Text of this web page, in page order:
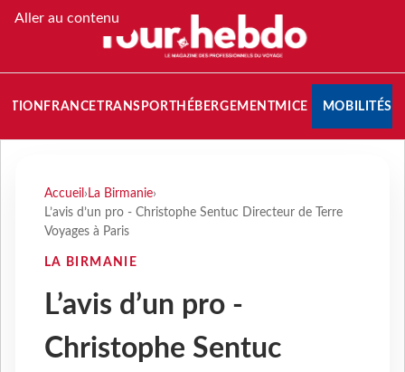
Aller au contenu
FRANCETRANSPORT HÉBERGEMENTMICE MOBILITÉS
Accueil › La Birmanie›
L’avis d’un pro - Christophe Sentuc Directeur de Terre
Voyages à Paris
LA BIRMANIE
L’avis d’un pro -
Christophe Sentuc